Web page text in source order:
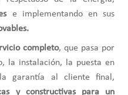
e implementando en sus
completo, que pasa por
la instalación, la puesta en
garantía al cliente final,
y constructivas para un